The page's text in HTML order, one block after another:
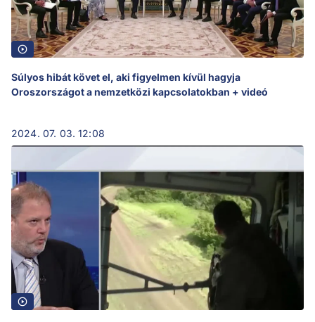
Súlyos hibát követ el, aki figyelmen kívül hagyja
Oroszországot a nemzetközi kapcsolatokban + videó
2024. 07. 03. 12:08